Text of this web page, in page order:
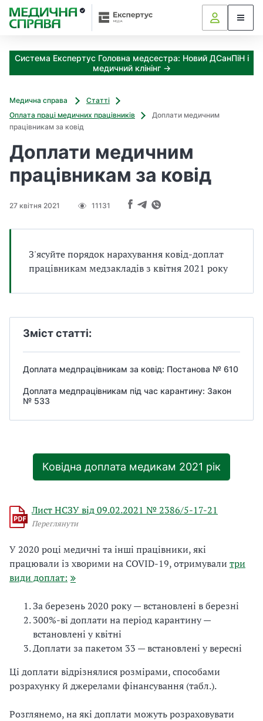
Система Експертус Головна медсестра: Новий ДСанПіН і
медичний клінінг →
Медична справа
Статті
Оплата праці медичних працівників
Доплати медичним
працівникам за ковід
Доплати медичним
працівникам за ковід
27 квітня 2021 11131
З'ясуйте порядок нарахування ковід-доплат
працівникам медзакладів з квітня 2021 року
Зміст статті:
Доплата медпрацівникам за ковід: Постанова № 610
Доплата медпрацівникам під час карантину: Закон
№ 533
Ковідна доплата медикам 2021 рік
Лист НСЗУ від 09.02.2021 № 2386/5-17-21
Переглянути
У 2020 році медичні та інші працівники, які
працювали із хворими на COVID-19, отримували три
види доплат:
За березень 2020 року — встановлені в березні
300%-ві доплати на період карантину —
встановлені у квітні
Доплати за пакетом 33 — встановлені у вересні
Ці доплати відрізнялися розмірами, способами
розрахунку й джерелами фінансування (табл.).
Розглянемо, на які доплати можуть розраховувати
З
а
к
з
д
о
ж
н
о
р
и
а